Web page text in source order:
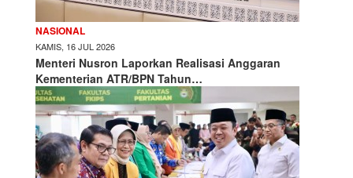
NASIONAL
KAMIS, 16 JUL 2026
Menteri Nusron Laporkan Realisasi Anggaran
Kementerian ATR/BPN Tahun…